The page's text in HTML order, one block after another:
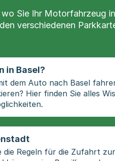
Sie Ihr Motorfahrzeug
verschiedenen
in Basel?
dem Auto nach Basel
Hier finden Sie alles
die Regeln für die Zufahrt